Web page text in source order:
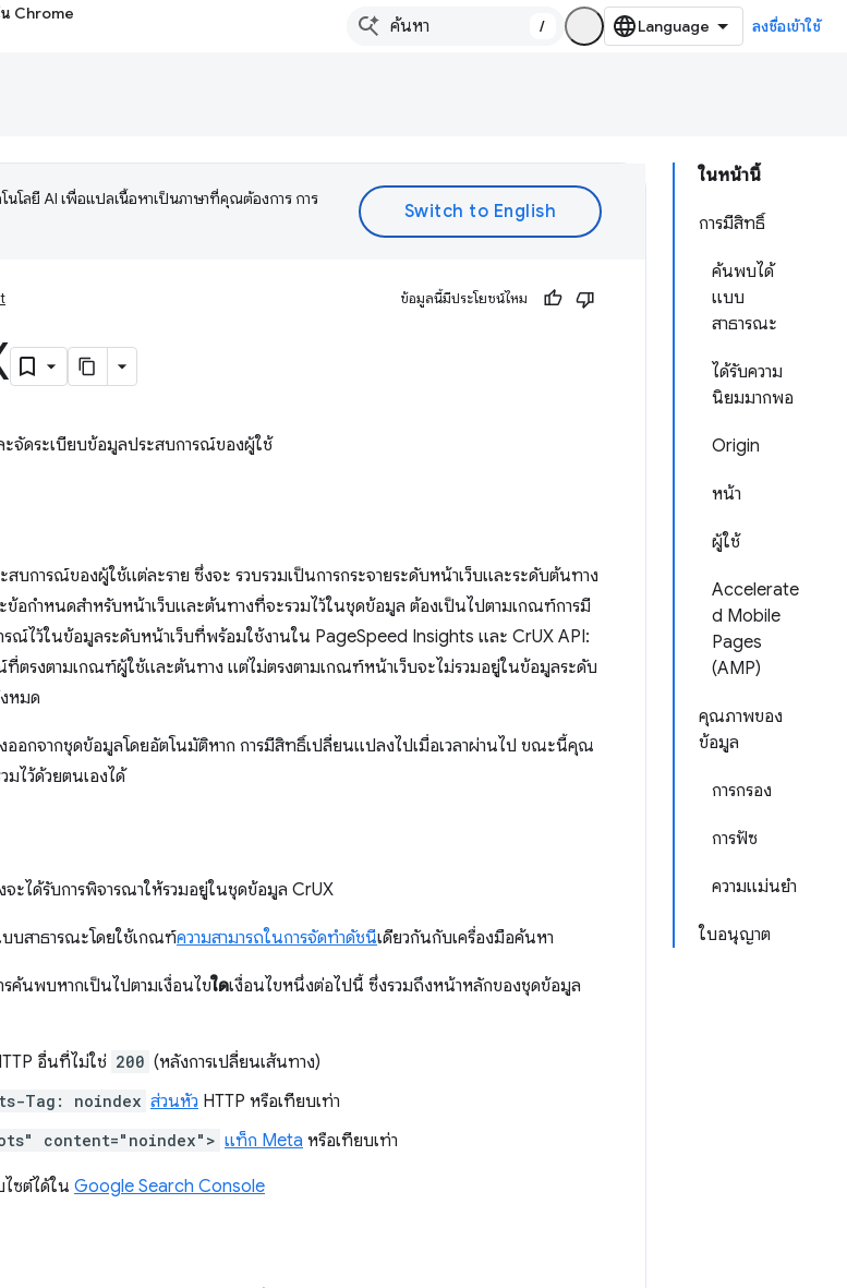
น Chrome
/ ลงชื่อเข้าใช้
ในหน้านี้
การมีสิทธิ์
ค้นพบได้
แบบ
สาธารณะ
ได้รับความ
นิยมมากพอ
Origin
หน้า
ผู้ใช้
Accelerate
d Mobile
Pages
(AMP)
คุณภาพของ
ข้อมูล
การกรอง
การฟัซ
ความแม่นยำ
ใบอนุญาต
นโลยี AI เพื่อแปลเนื้อหาเป็นภาษาที่คุณต้องการ การ
ข้อมูลนี้มีประโยชน์ไหม
จัดระเบียบข้อมูลประสบการณ์ของผู้ใช้
บการณ์ของผู้ใช้แต่ละราย ซึ่งจะ รวบรวมเป็นการกระจายระดับหน้าเว็บและระดับต้นทาง
อกำหนดสำหรับหน้าเว็บและต้นทางที่จะรวมไว้ในชุดข้อมูล ต้องเป็นไปตามเกณฑ์การมี
ณ์ไว้ในข้อมูลระดับหน้าเว็บที่พร้อมใช้งานใน PageSpeed Insights และ CrUX API:
ที่ตรงตามเกณฑ์ผู้ใช้และต้นทาง แต่ไม่ตรงตามเกณฑ์หน้าเว็บจะไม่รวมอยู่ในข้อมูลระดับ
หมด
ออกจากชุดข้อมูลโดยอัตโนมัติหาก การมีสิทธิ์เปลี่ยนแปลงไปเมื่อเวลาผ่านไป ขณะนี้คุณ
มไว้ด้วยตนเองได้
ะได้รับการพิจารณาให้รวมอยู่ในชุดข้อมูล CrUX
บสาธารณะโดยใช้เกณฑ์ความสามารถในการจัดทําดัชนีเดียวกันกับเครื่องมือค้นหา
ค้นพบหากเป็นไปตามเงื่อนไขใดเงื่อนไขหนึ่งต่อไปนี้ ซึ่งรวมถึงหน้าหลักของชุดข้อมูล
อื่นที่ไม่ใช่ 200 (หลังการเปลี่ยนเส้นทาง)
Tag: noindex ส่วนหัว HTTP หรือเทียบเท่า
content="noindex"> แท็ก Meta หรือเทียบเท่า
ซต์ได้ใน Google Search Console